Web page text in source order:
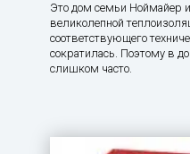
Это дом семьи Ноймайер
великолепной
соответствующего
сократилась. Поэтому в
слишком часто.